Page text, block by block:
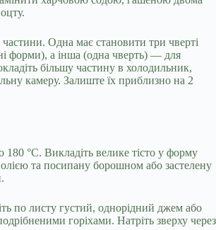
частини. Одна має становити три чверті
форми), а інша (одна чверть) — для
більшу частину в холодильник,
камеру. Залиште їх приблизно на 2
180 °C. Викладіть велике тісто у форму
та посипану борошном або застелену
по листу густий, однорідний джем або
горіхами. Натріть зверху через